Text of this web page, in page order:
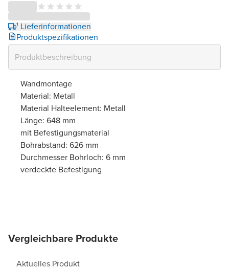
¹ Lieferinformationen
Produktspezifikationen
Wandmontage
Material: Metall
Material Halteelement: Metall
Länge: 648 mm
mit Befestigungsmaterial
Bohrabstand: 626 mm
Durchmesser Bohrloch: 6 mm
verdeckte Befestigung
Vergleichbare Produkte
Aktuelles Produkt